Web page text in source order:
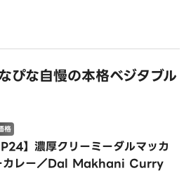
ぴな自慢の本格ベジタブル
】濃厚クリーミーダルマッカ
カレー／Dal Makhani Curry
格